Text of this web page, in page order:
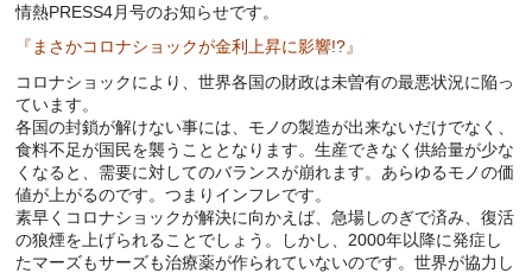
情熱PRESS4月号のお知らせです。
『まさかコロナショックが金利上昇に影響!?』
コロナショックにより、世界各国の財政は未曽有の最悪状況に陥っ
ています。
各国の封鎖が解けない事には、モノの製造が出来ないだけでなく、
食料不足が国民を襲うこととなります。生産できなく供給量が少な
くなると、需要に対してのバランスが崩れます。あらゆるモノの価
値が上がるのです。つまりインフレです。
素早くコロナショックが解決に向かえば、急場しのぎで済み、復活
の狼煙を上げられることでしょう。しかし、2000年以降に発症し
たマーズもサーズも治療薬が作られていないのです。世界が協力し